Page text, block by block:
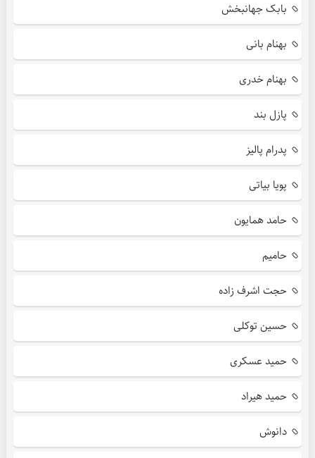
بابک جهانبخش
بهنام بانی
بهنام خدری
پازل بند
پدرام پالیز
پویا بیاتی
حامد همایون
حامیم
حجت اشرف زاده
حسین توکلی
حمید عسکری
حمید هیراد
دانوش